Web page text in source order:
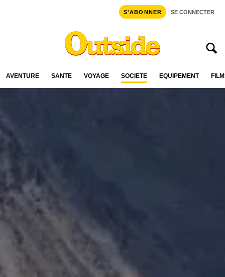
S'ABONNER SE CONNECTER
AVENTURE SANTÉ VOYAGE SOCIÉTÉ ÉQUIPEMENT